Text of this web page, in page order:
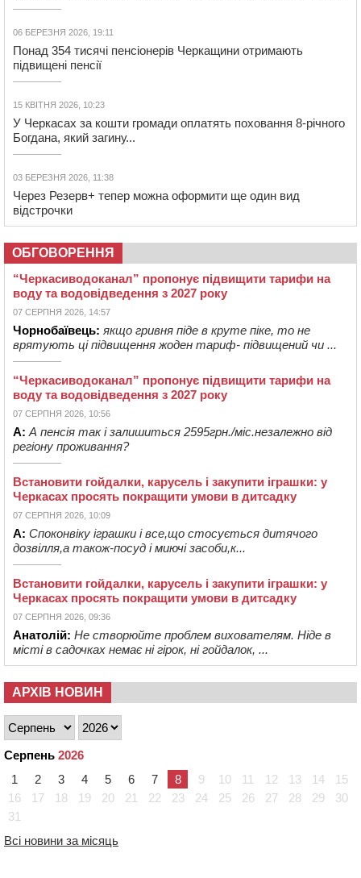
06 БЕРЕЗНЯ 2026, 19:11
Понад 354 тисячі пенсіонерів Черкащини отримають
підвищені пенсії
15 КВІТНЯ 2026, 10:23
У Черкасах за кошти громади оплатять поховання 8-річного
Богдана, який загину...
03 БЕРЕЗНЯ 2026, 11:38
Через Резерв+ тепер можна оформити ще один вид
відстрочки
ОБГОВОРЕННЯ
“Черкасиводоканал” пропонує підвищити тарифи на
воду та водовідведення з 2027 року
07 СЕРПНЯ 2026, 14:57
Чорнобаївець: якщо гривня піде в круте піке, то не
врятують ці підвищення жоден тариф- підвищений чи ...
“Черкасиводоканал” пропонує підвищити тарифи на
воду та водовідведення з 2027 року
07 СЕРПНЯ 2026, 10:56
А: А пенсія так і залишиться 2595грн./міс.незалежно від
регіону проживання?
Встановити гойдалки, карусель і закупити іграшки: у
Черкасах просять покращити умови в дитсадку
07 СЕРПНЯ 2026, 10:09
А: Споконвіку іграшки і все,що стосується дитячого
дозвілля,а також-посуд і миючі засоби,к...
Встановити гойдалки, карусель і закупити іграшки: у
Черкасах просять покращити умови в дитсадку
07 СЕРПНЯ 2026, 09:36
Анатолій: Не створюйте проблем вихователям. Ніде в
місті в садочках немає ні гірок, ні гойдалок, ...
АРХІВ НОВИН
Серпень 2026
1
2 3 4 5 6 7 8 9 10 11 12 13 14
15
16
17 18 19 20 21 22 23 24 25 26 27 28 29
30
31
Всі новини за місяць